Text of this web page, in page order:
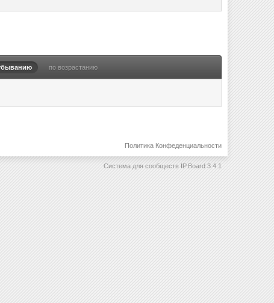
по возрастанию
Политика Конфеденциальности
Система для сообществ IP.Board 3.4.1